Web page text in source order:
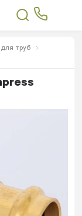
труб